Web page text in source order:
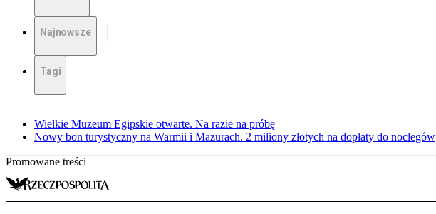
Najnowsze
Tagi
Wielkie Muzeum Egipskie otwarte. Na razie na próbę
Nowy bon turystyczny na Warmii i Mazurach. 2 miliony złotych na dopłaty do noclegów
Promowane treści